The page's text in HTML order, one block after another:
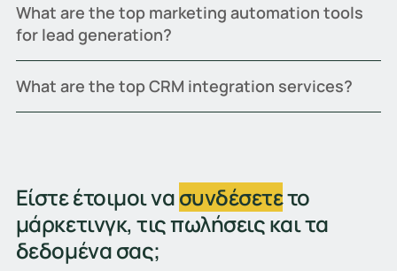
What are the top marketing automation tools
for lead generation?
What are the top CRM integration services?
Είστε έτοιμοι νασυνδέσετετο
μάρκετινγκ, τις πωλήσεις και τα
δεδομένα σας;